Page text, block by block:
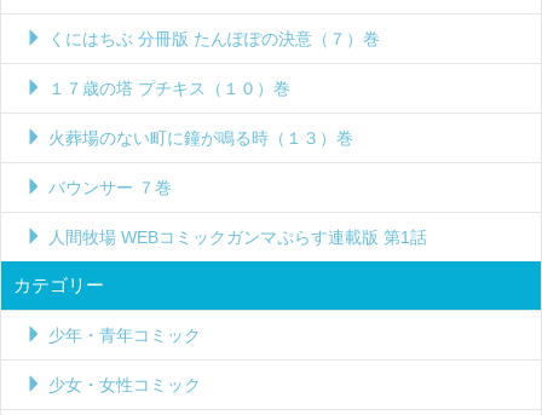
くにはちぶ 分冊版 たんぽぽの決意（７）巻
１７歳の塔 プチキス（１０）巻
火葬場のない町に鐘が鳴る時（１３）巻
バウンサー ７巻
人間牧場 WEBコミックガンマぷらす連載版 第1話
カテゴリー
少年・青年コミック
少女・女性コミック